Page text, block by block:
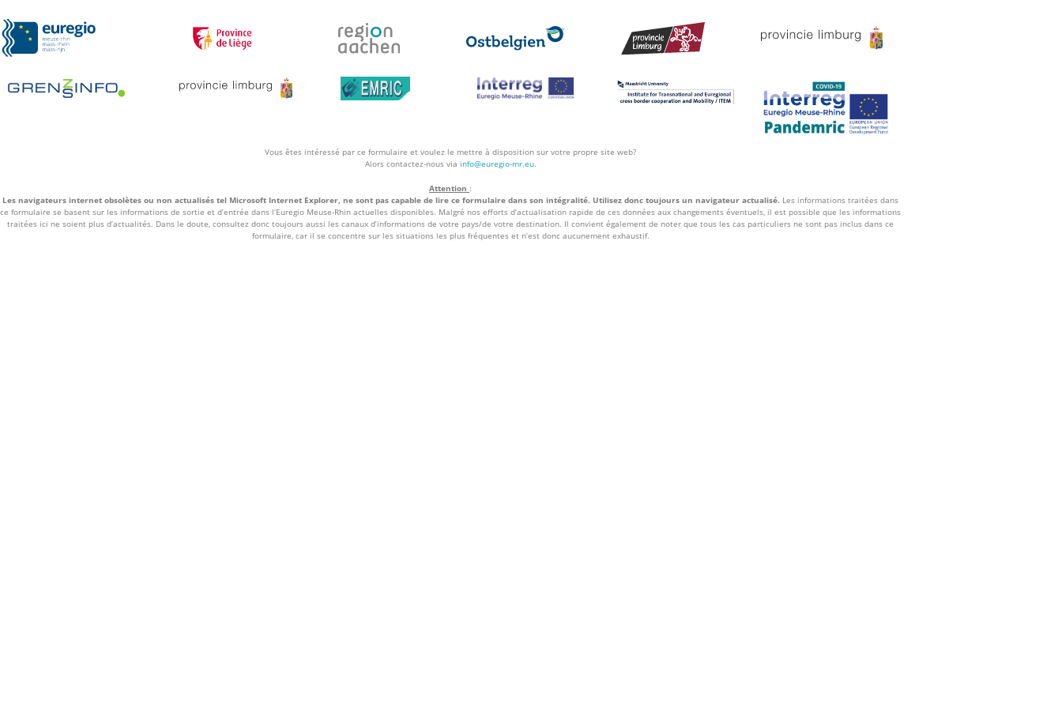
Vous êtes intéressé par ce formulaire et voulez le mettre à disposition sur votre propre site web?
Alors contactez-nous via info@euregio-mr.eu.
Attention :
Les navigateurs internet obsolètes ou non actualisés tel Microsoft Internet Explorer, ne sont pas capable de lire ce formulaire dans son intégralité. Utilisez donc toujours un navigateur actualisé. Les informations traitées dans
ce formulaire se basent sur les informations de sortie et d’entrée dans l‘Euregio Meuse-Rhin actuelles disponibles. Malgré nos efforts d’actualisation rapide de ces données aux changements éventuels, il est possible que les informations
traitées ici ne soient plus d’actualités. Dans le doute, consultez donc toujours aussi les canaux d’informations de votre pays/de votre destination. Il convient également de noter que tous les cas particuliers ne sont pas inclus dans ce
formulaire, car il se concentre sur les situations les plus fréquentes et n’est donc aucunement exhaustif.